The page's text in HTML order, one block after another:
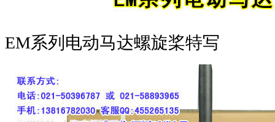
EM系列电动马达螺旋桨特写